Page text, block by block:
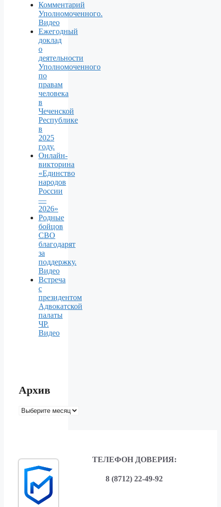
Комментарий
Уполномоченного.
Видео
Ежегодный
доклад
о
деятельности
Уполномоченного
по
правам
человека
в
Чеченской
Республике
в
2025
году.
Онлайн-
викторина
«Единство
народов
России
—
2026»
Родные
бойцов
СВО
благодарят
за
поддержку.
Видео
Встреча
с
президентом
Адвокатской
палаты
ЧР.
Видео
Архив
Архив
ТЕЛЕФОН ДОВЕРИЯ:
8 (8712) 22-49-92